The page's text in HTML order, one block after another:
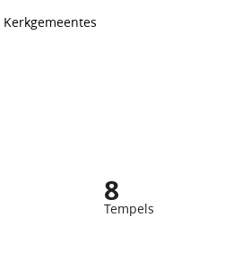
Kerkgemeentes
8
Tempels